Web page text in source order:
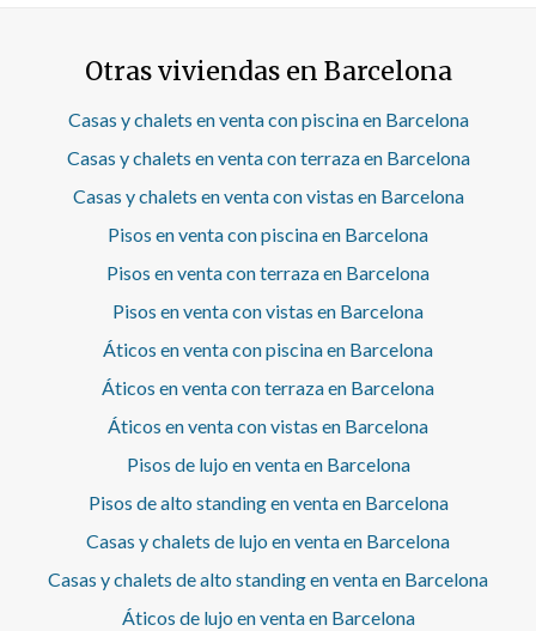
Otras viviendas en Barcelona
Casas y chalets en venta con piscina en Barcelona
Casas y chalets en venta con terraza en Barcelona
Casas y chalets en venta con vistas en Barcelona
Pisos en venta con piscina en Barcelona
Pisos en venta con terraza en Barcelona
Pisos en venta con vistas en Barcelona
Áticos en venta con piscina en Barcelona
Áticos en venta con terraza en Barcelona
Áticos en venta con vistas en Barcelona
Pisos de lujo en venta en Barcelona
Pisos de alto standing en venta en Barcelona
Casas y chalets de lujo en venta en Barcelona
Casas y chalets de alto standing en venta en Barcelona
Áticos de lujo en venta en Barcelona